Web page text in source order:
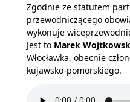
Zgodnie ze statutem
przewodniczącego
wykonuje
Jest to Marek
Włocławka, obecnie
kujawsko-pomorskiego.